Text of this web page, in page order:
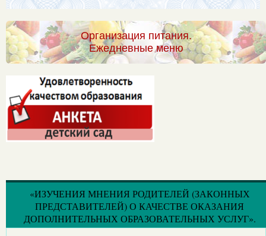
Организация питания.
Ежедневные меню
«ИЗУЧЕНИЯ МНЕНИЯ РОДИТЕЛЕЙ (ЗАКОННЫХ
ПРЕДСТАВИТЕЛЕЙ) О КАЧЕСТВЕ ОКАЗАНИЯ
ДОПОЛНИТЕЛЬНЫХ ОБРАЗОВАТЕЛЬНЫХ УСЛУГ».